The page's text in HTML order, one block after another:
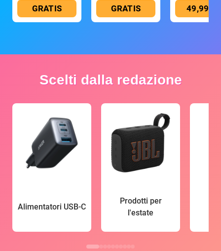
GRATIS GRATIS 49,99 €
Scelti dalla redazione
Alimentatori USB-C
Prodotti per
l'estate